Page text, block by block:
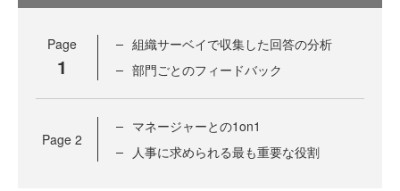
Page
1
組織サーベイで収集した回答の分析
部門ごとのフィードバック
Page 2
マネージャーとの1on1
人事に求められる最も重要な役割